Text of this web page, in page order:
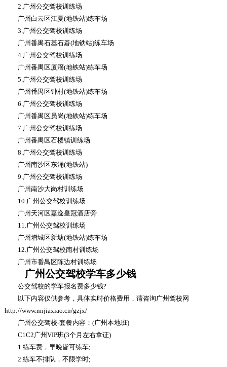
2.广州公交驾校训练场
广州白云区江夏(地铁站)练车场
3.广州公交驾校训练场
广州番禺石基石碁(地铁站)练车场
4.广州公交驾校训练场
广州番禺区厦滘(地铁站)练车场
5.广州公交驾校训练场
广州番禺区钟村(地铁站)练车场
6.广州公交驾校训练场
广州番禺区员岗(地铁站)练车场
7.广州公交驾校训练场
广州番禺区石楼镇训练场
8.广州公交驾校训练场
广州南沙区东涌(地铁站)
9.广州公交驾校训练场
广州南沙大岗村训练场
10.广州公交驾校训练场
广州天河区嘉逸皇冠酒店旁
11.广州公交驾校训练场
广州增城区新塘(地铁站)练车场
12.广州公交驾校南村训练场
广州市番禺区陈边村训练场
广州公交驾校学车多少钱
公交驾校的学车报名费多少钱?
以下内容仅供参考，具体实时价格费用，请咨询广州驾校网
http://www.nnjiaxiao.cn/gzjx/
广州公交驾校-套餐内容：(广州本地班)
C1C2广州VIP班(3个月左右拿证)
1.练车费，早晚皆可练车;
2.练车不排队，不限学时;